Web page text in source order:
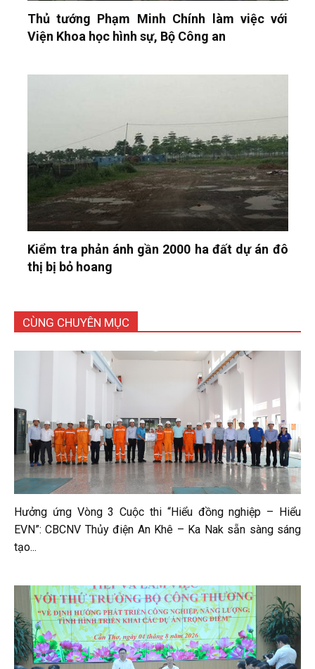
Thủ tướng Phạm Minh Chính làm việc với
Viện Khoa học hình sự, Bộ Công an
Kiểm tra phản ánh gần 2000 ha đất dự án đô
thị bị bỏ hoang
CÙNG CHUYÊN MỤC
Hưởng ứng Vòng 3 Cuộc thi “Hiểu đồng nghiệp – Hiểu
EVN”: CBCNV Thủy điện An Khê – Ka Nak sẵn sàng sáng
tạo...